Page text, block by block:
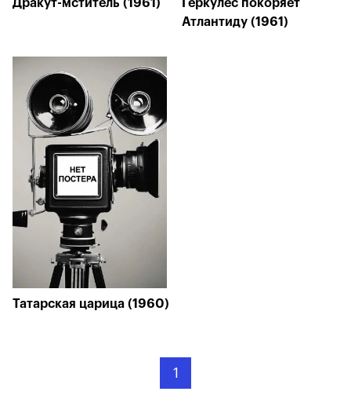
Дракут-мститель (1961)
Геркулес покоряет
Атлантиду (1961)
Татарская царица (1960)
1